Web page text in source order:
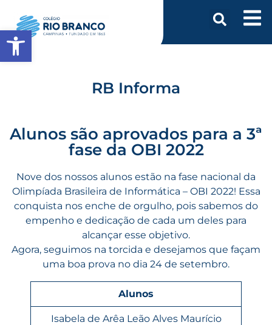
RB Informa
Alunos são aprovados para a 3ª
fase da OBI 2022
Nove dos nossos alunos estão na fase nacional da
Olimpíada Brasileira de Informática – OBI 2022! Essa
conquista nos enche de orgulho, pois sabemos do
empenho e dedicação de cada um deles para
alcançar esse objetivo.
Agora, seguimos na torcida e desejamos que façam
uma boa prova no dia 24 de setembro.
Alunos
Isabela de Arêa Leão Alves Maurício
Abrir a barra de ferramentas